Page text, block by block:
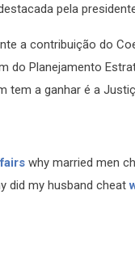
pela
a contribuição do
do Planejamento
tem a ganhar é a
why married men
did my husband cheat